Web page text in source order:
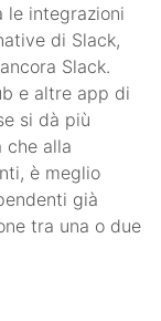
le integrazioni
di Slack,
Slack.
e altre app di
si dà più
che alla
è meglio
già
tra una o due